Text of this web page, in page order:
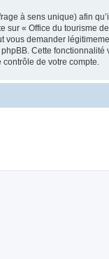
à sens unique) afin
sur « Office du tourisme
vous demander
Cette
de votre compte.